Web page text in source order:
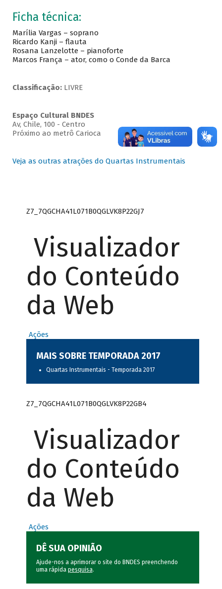
Ficha técnica:
Marília Vargas – soprano
Ricardo Kanji – flauta
Rosana Lanzelotte – pianoforte
Marcos França – ator, como o Conde da Barca
Classificação:LIVRE
Espaço Cultural BNDES
Av, Chile, 100 - Centro
Próximo ao metrô Carioca
Veja as outras atrações do Quartas Instrumentais
Z7_7QGCHA41L071B0QGLVK8P22GJ7
Visualizador
do Conteúdo
da Web
Ações
MAIS SOBRE TEMPORADA 2017
Quartas Instrumentais - Temporada 2017
Z7_7QGCHA41L071B0QGLVK8P22GB4
Visualizador
do Conteúdo
da Web
Ações
DÊ SUA OPINIÃO
Ajude-nos a aprimorar o site do BNDES preenchendo
uma rápida pesquisa.